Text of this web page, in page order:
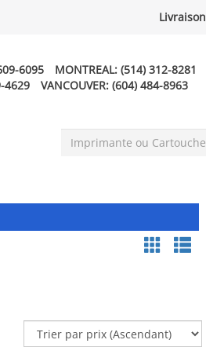
Livraison
6095 MONTREAL: (514) 312-8281
4629 VANCOUVER: (604) 484-8963